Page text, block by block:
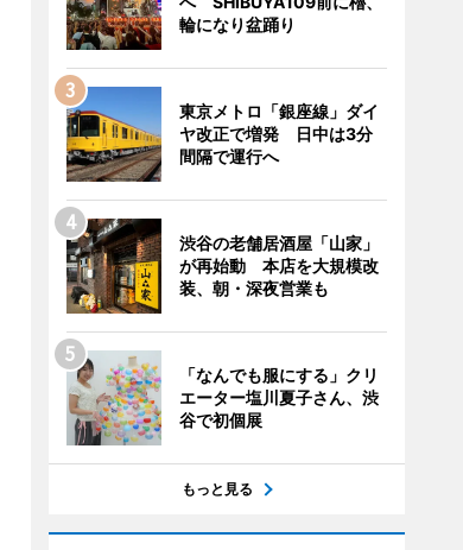
輪になり盆踊り
東京メトロ「銀座線」ダイ
ヤ改正で増発 日中は3分
間隔で運行へ
渋谷の老舗居酒屋「山家」
が再始動 本店を大規模改
装、朝・深夜営業も
「なんでも服にする」クリ
エーター塩川夏子さん、渋
谷で初個展
もっと見る